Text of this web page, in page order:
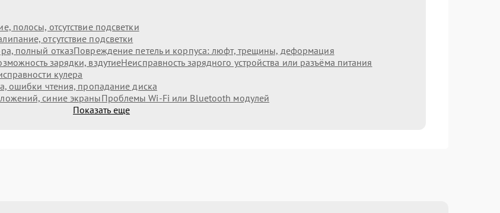
полосы, отсутствие подсветки
отсутствие подсветки
полный отказПовреждение петель и корпуса: люфт, трещины, деформация
зарядки, вздутиеНеисправность зарядного устройства или разъёма питания
кулера
ошибки чтения, пропадание диска
синие экраныПроблемы Wi‑Fi или Bluetooth модулей
Показать еще